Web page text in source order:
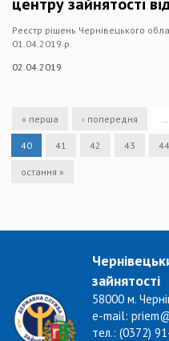
Реєстр рішень Чернівецького
01.04.2019 р.
02.04.2019
« перша ‹ попередня …
40 41 42 43 44
остання »
зайнятості
58000 м.
e-mail:
тел.: (0372)